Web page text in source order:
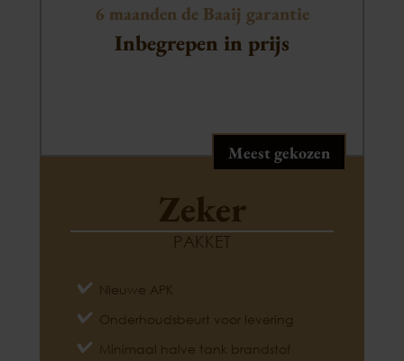
6 maanden de Baaij garantie
Inbegrepen in prijs
Meest gekozen
Zeker
PAKKET
Nieuwe APK
Onderhoudsbeurt voor levering
Minimaal halve tank brandstof